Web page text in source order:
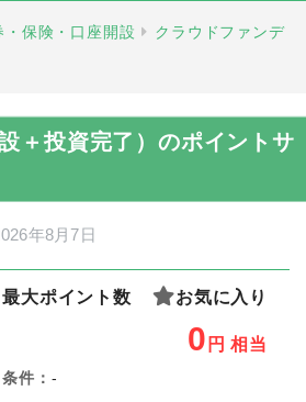
・保険・口座開設
クラウドファンデ
＋投資完了）のポイントサ
年8月7日
最大ポイント数 お気に入り
0 円 相当
条件： -